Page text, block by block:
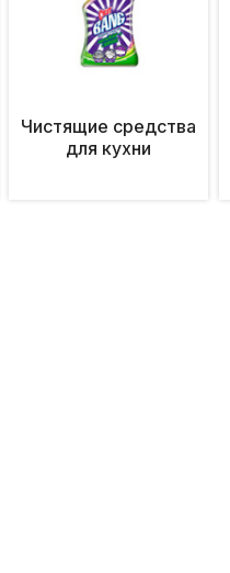
Чистящие средства
для кухни